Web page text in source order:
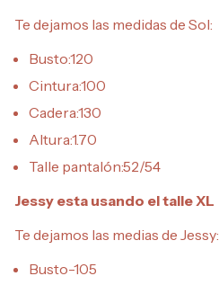
Te dejamos las medidas de Sol:
Busto:120
Cintura:100
Cadera:130
Altura:1.70
Talle pantalón:52/54
Jessy esta usando el talle XL
Te dejamos las medias de Jessy:
Busto-105